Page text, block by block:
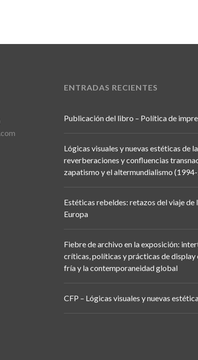
ENTRADAS RECIENTES
Publicación del libro – Política de
Lógicas visuales y nuevas estéticas de
reverberaciones y confluencias
zapatismo y el altermundialismo
Estéticas rebeldes: retazos del viaje de
Europa
Fiebre de archivo en la exposición:
críticas, políticas y prácticas de display
fría y la contemporaneidad global
CFP – Lógicas visuales y nuevas